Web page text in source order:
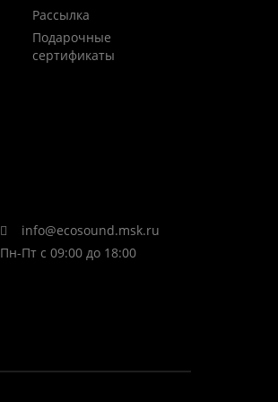
Рассылка
Подарочные
сертификаты
info@ecosound.msk.ru
Пн-Пт с 09:00 до 18:00